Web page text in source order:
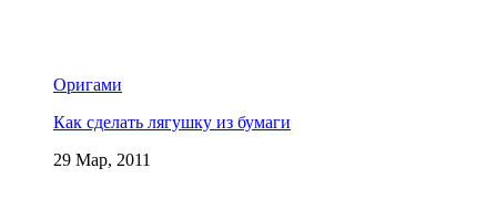
Оригами
Как сделать лягушку из бумаги
29 Мар, 2011